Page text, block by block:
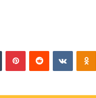
VK